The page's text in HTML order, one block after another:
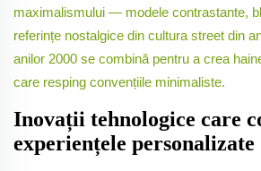
maximalismului — modele contrastante,
referințe nostalgice din cultura street din
anilor 2000 se combină pentru a crea
care resping convențiile minimaliste.
Inovații tehnologice care
experiențele